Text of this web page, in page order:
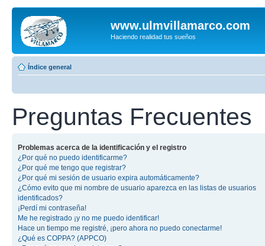
www.ulmvillamarco.com
Haciendo realidad tus sueños
Índice general
Preguntas Frecuentes
Problemas acerca de la identificación y el registro
¿Por qué no puedo identificarme?
¿Por qué me tengo que registrar?
¿Por qué mi sesión de usuario expira automáticamente?
¿Cómo evito que mi nombre de usuario aparezca en las listas de usuarios
identificados?
¡Perdí mi contraseña!
Me he registrado ¡y no me puedo identificar!
Hace un tiempo me registré, ¡pero ahora no puedo conectarme!
¿Qué es COPPA? (APPCO)